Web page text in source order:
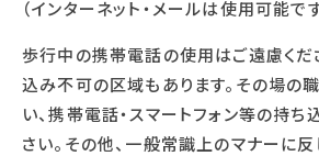
（インターネット・メールは使用可能です
歩行中の携帯電話の使用はご遠慮くだ
込み不可の区域もあります。その場の
い、携帯電話・スマートフォン等の持ち
さい。その他、一般常識上のマナーに